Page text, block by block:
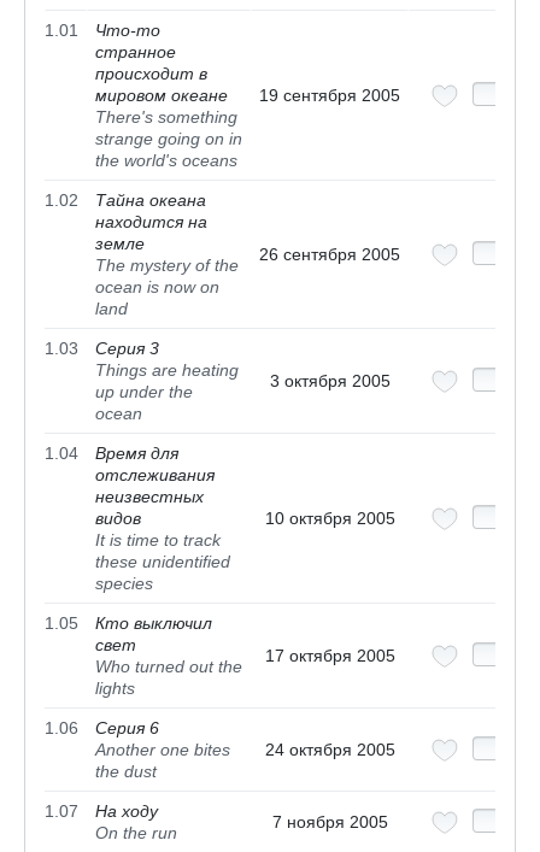
1.01
Что-то
странное
происходит в
мировом океане
There's something
strange going on in
the world's oceans
19 сентября 2005
1.02
Тайна океана
находится на
земле
The mystery of the
ocean is now on
land
26 сентября 2005
1.03
Серия 3
Things are heating
up under the
ocean
3 октября 2005
1.04
Время для
отслеживания
неизвестных
видов
It is time to track
these unidentified
species
10 октября 2005
1.05
Кто выключил
свет
Who turned out the
lights
17 октября 2005
1.06
Серия 6
Another one bites
the dust
24 октября 2005
1.07
На ходу
On the run
7 ноября 2005